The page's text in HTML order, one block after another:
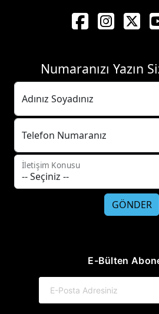
Numaranızı Yazın
Adınız Soyadınız
Telefon Numaranız
İletişim Konusu
GÖNDER
E-Bülten